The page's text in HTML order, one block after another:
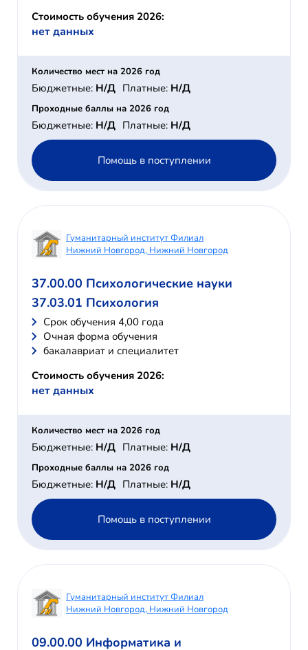
Стоимость обучения 2026:
нет данных
Количество мест на 2026 год
Бюджетные: Н/Д Платные: Н/Д
Проходные баллы на 2026 год
Бюджетные: Н/Д Платные: Н/Д
Помощь в поступлении
Гуманитарный институт Филиал
Нижний Новгород, Нижний Новгород
37.00.00 Психологические науки
37.03.01 Психология
Cрок обучения 4,00 года
Очная форма обучения
бакалавриат и специалитет
Стоимость обучения 2026:
нет данных
Количество мест на 2026 год
Бюджетные: Н/Д Платные: Н/Д
Проходные баллы на 2026 год
Бюджетные: Н/Д Платные: Н/Д
Помощь в поступлении
Гуманитарный институт Филиал
Нижний Новгород, Нижний Новгород
09.00.00 Информатика и